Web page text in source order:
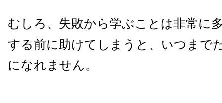
むしろ、失敗から学ぶことは非常に
する前に助けてしまうと、いつまで
になれません。